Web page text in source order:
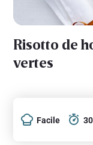
Risotto de
vertes
Facile